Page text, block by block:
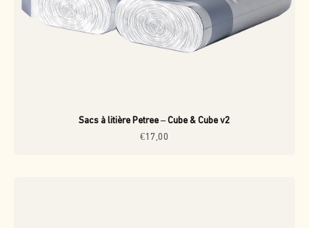
Sacs à litière Petree – Cube & Cube v2
Prix de vente
€17,00